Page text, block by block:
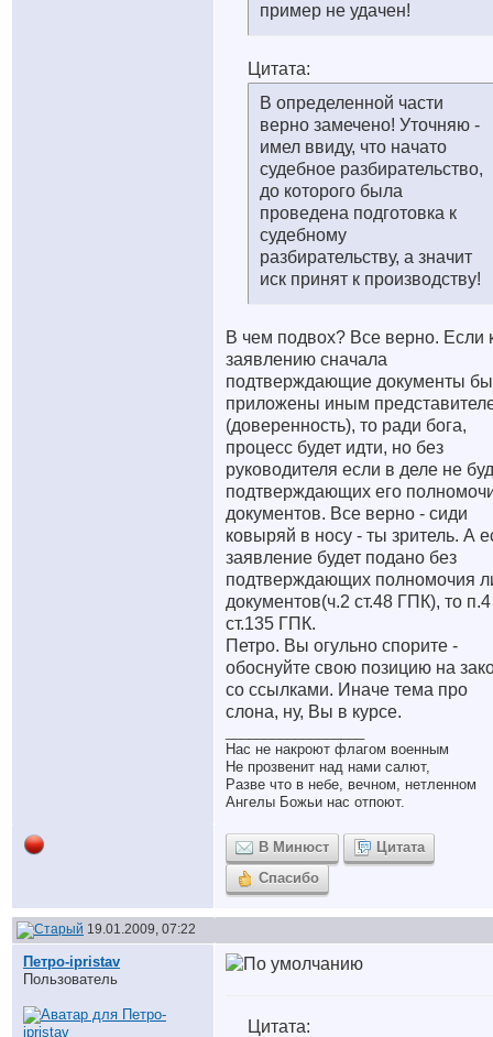
пример не удачен!
Цитата:
В определенной части
верно замечено! Уточняю -
имел ввиду, что начато
судебное разбирательство,
до которого была
проведена подготовка к
судебному
разбирательству, а значит
иск принят к производству!
В чем подвох? Все верно. Если
заявлению сначала
подтверждающие документы
приложены иным
(доверенность), то ради бога,
процесс будет идти, но без
руководителя если в деле не
подтверждающих его
документов. Все верно - сиди
ковыряй в носу - ты зритель. А
заявление будет подано без
подтверждающих полномочия
документов(ч.2 ст.48 ГПК), то
ст.135 ГПК.
Петро. Вы огульно спорите -
обоснуйте свою позицию на
со ссылками. Иначе тема про
слона, ну, Вы в курсе.
Нас не накроют флагом военным
Не прозвенит над нами салют,
Разве что в небе, вечном, нетленном
Ангелы Божьи нас отпоют.
В Минюст
Цитата
Спасибо
19.01.2009, 07:22
Петро-ipristav
Пользователь
Цитата: